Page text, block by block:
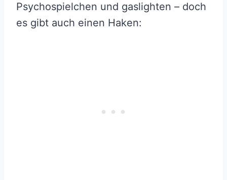
Psychospielchen und gaslighten – doch
es gibt auch einen Haken: